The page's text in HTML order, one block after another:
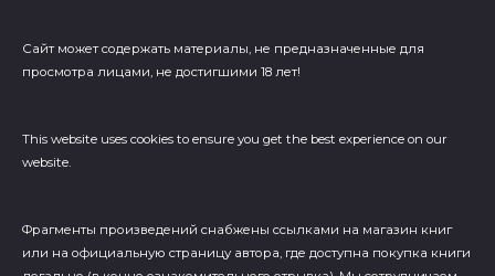
Сайт может содержать материалы, не предназначенные для
просмотра лицами, не достигшими 18 лет!
This website uses cookies to ensure you get the best experience on our
website.
Фрагменты произведений cнабжены ссылками на магазин книг
или на официальную страницу автора, где доступна покупка книги